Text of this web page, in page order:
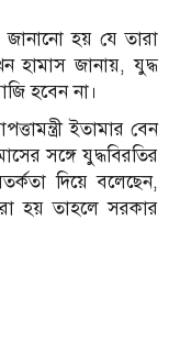
হয় যে তারা
হামাস জানায়, যুদ্ধ
হবেন না।
ইতামার বেন
সঙ্গে যুদ্ধবিরতির
দিয়ে বলেছেন,
হয় তাহলে সরকার